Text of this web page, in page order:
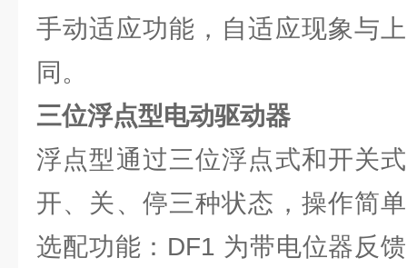
手动适应功能，自适应现象与
同。
三位浮点型电动驱动器
浮点型通过三位浮点式和开关
开、关、停三种状态，操作简
选配功能：DF1 为带电位器反